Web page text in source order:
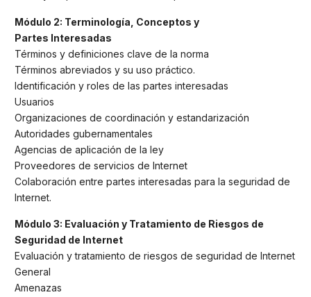
Módulo 2: Terminología, Conceptos y
Partes Interesadas
Términos y definiciones clave de la norma
Términos abreviados y su uso práctico.
Identificación y roles de las partes interesadas
Usuarios
Organizaciones de coordinación y estandarización
Autoridades gubernamentales
Agencias de aplicación de la ley
Proveedores de servicios de Internet
Colaboración entre partes interesadas para la seguridad de
Internet.
Módulo 3: Evaluación y Tratamiento de Riesgos de
Seguridad de Internet
Evaluación y tratamiento de riesgos de seguridad de Internet
General
Amenazas